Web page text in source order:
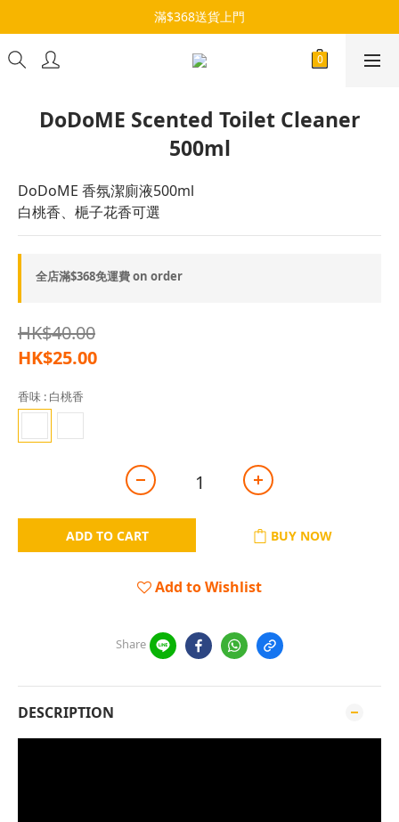
滿$368送貨上門
DoDoME Scented Toilet Cleaner
500ml
DoDoME 香氛潔廁液500ml
白桃香、梔子花香可選
全店滿$368免運費 on order
HK$40.00
HK$25.00
香味 : 白桃香
ADD TO CART BUY NOW
Add to Wishlist
Share
DESCRIPTION